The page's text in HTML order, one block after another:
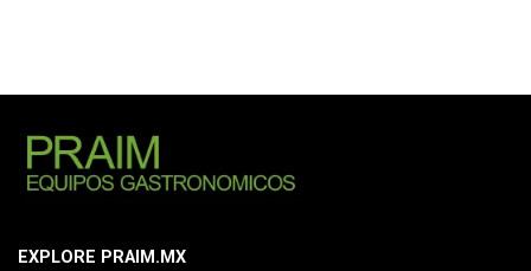
EXPLORE PRAIM.MX